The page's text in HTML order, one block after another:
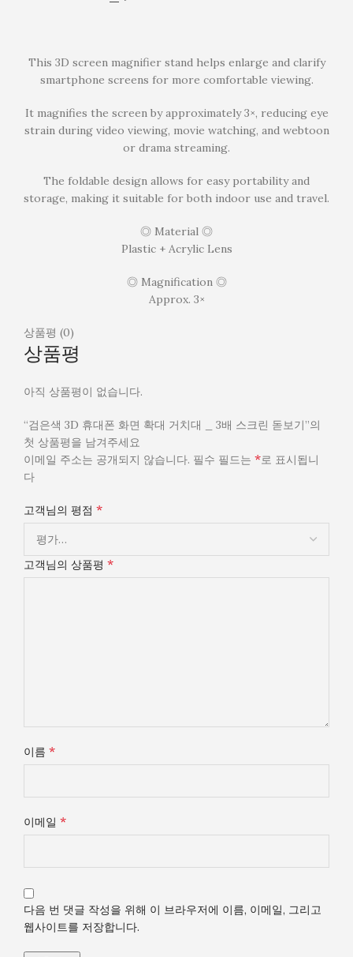
This 3D screen magnifier stand helps enlarge and clarify
smartphone screens for more comfortable viewing.
It magnifies the screen by approximately 3×, reducing eye
strain during video viewing, movie watching, and webtoon
or drama streaming.
The foldable design allows for easy portability and
storage, making it suitable for both indoor use and travel.
◎ Material ◎
Plastic + Acrylic Lens
◎ Magnification ◎
Approx. 3×
상품평 (0)
상품평
아직 상품평이 없습니다.
“검은색 3D 휴대폰 화면 확대 거치대 _ 3배 스크린 돋보기”의
첫 상품평을 남겨주세요
이메일 주소는 공개되지 않습니다. 필수 필드는 *로 표시됩니
다
고객님의 평점 *
고객님의 상품평 *
이름 *
이메일 *
다음 번 댓글 작성을 위해 이 브라우저에 이름, 이메일, 그리고
웹사이트를 저장합니다.